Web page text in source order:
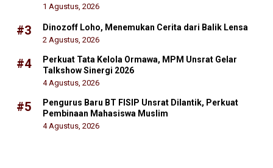
1 Agustus, 2026
#3 Dinozoff Loho, Menemukan Cerita dari Balik Lensa
2 Agustus, 2026
#4
Perkuat Tata Kelola Ormawa, MPM Unsrat Gelar
Talkshow Sinergi 2026
4 Agustus, 2026
#5
Pengurus Baru BT FISIP Unsrat Dilantik, Perkuat
Pembinaan Mahasiswa Muslim
4 Agustus, 2026